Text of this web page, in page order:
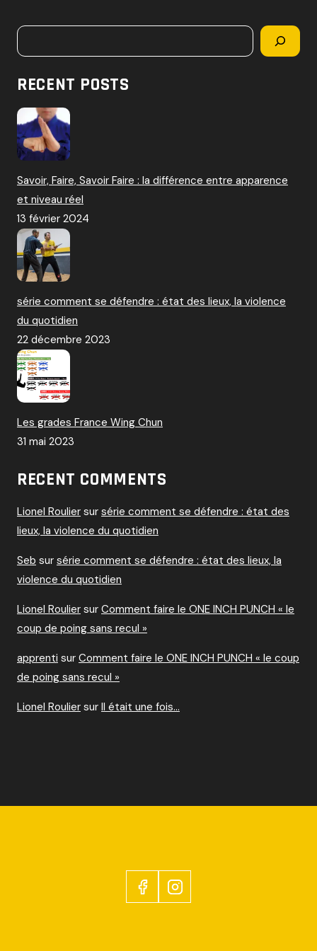
r
Rechercher
RECENT POSTS
Savoir, Faire, Savoir Faire : la différence entre apparence
et niveau réel
13 février 2024
série comment se défendre : état des lieux, la violence
du quotidien
22 décembre 2023
Les grades France Wing Chun
31 mai 2023
RECENT COMMENTS
Lionel Roulier sur série comment se défendre : état des
lieux, la violence du quotidien
Seb sur série comment se défendre : état des lieux, la
violence du quotidien
Lionel Roulier sur Comment faire le ONE INCH PUNCH « le
coup de poing sans recul »
apprenti sur Comment faire le ONE INCH PUNCH « le coup
de poing sans recul »
Lionel Roulier sur Il était une fois…